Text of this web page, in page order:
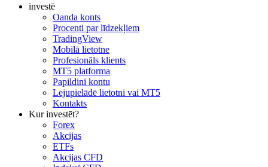
investē
Oanda konts
Procenti par līdzekļiem
TradingView
Mobilā lietotne
Profesionāls klients
MT5 platforma
Papildini kontu
Lejupielādē lietotni vai MT5
Kontakts
Kur investēt?
Forex
Akcijas
ETFs
Akcijas CFD